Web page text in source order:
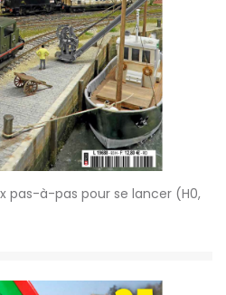
pas-à-pas pour se lancer (H0,